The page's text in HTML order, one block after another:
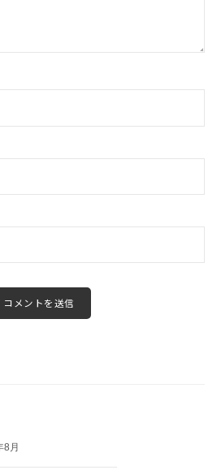
8月